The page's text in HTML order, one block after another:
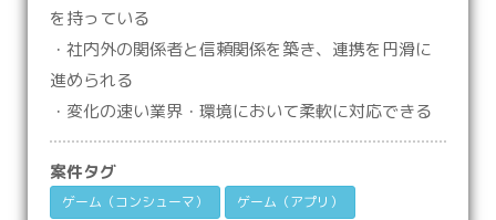
を持っている
・社内外の関係者と信頼関係を築き、連携を円滑に
進められる
・変化の速い業界・環境において柔軟に対応できる
案件タグ
ゲーム（コンシューマ） ゲーム（アプリ）